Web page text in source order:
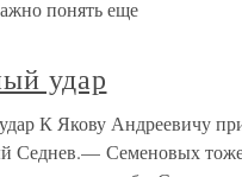
понять еще
удар
К Якову Андреевичу
Седнев.— Семеновых